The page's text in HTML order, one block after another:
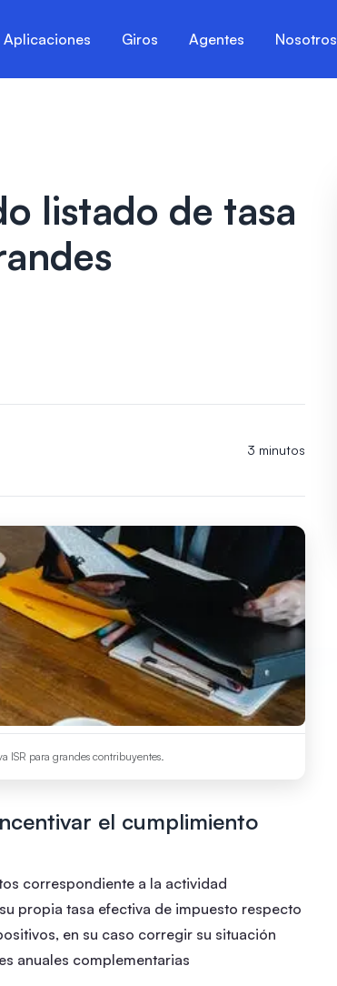
Aplicaciones Giros Agentes Nosotros
listado de tasa
3 minutos
ISR para grandes contribuyentes.
el cumplimiento
correspondiente a la actividad
propia tasa efectiva de impuesto respecto
en su caso corregir su situación
anuales complementarias